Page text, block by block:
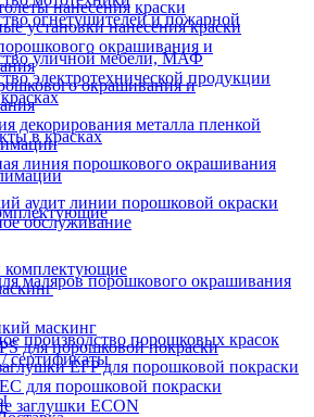
нанесения краски
установки нанесения краски
окрашивания и
декорирования металла пленкой
линия порошкового окрашивания
аудит линии порошковой окраски
обслуживание
маляров порошкового окрашивания
производство порошковых красок
сертификаты
огнетушителей и пожарной
уличной мебели, МАФ
электротехнической продукции
в красках
комплектующие
маскинг
для порошковой покраски
EFP для порошковой покраски
для порошковой покраски
заглушки ECON